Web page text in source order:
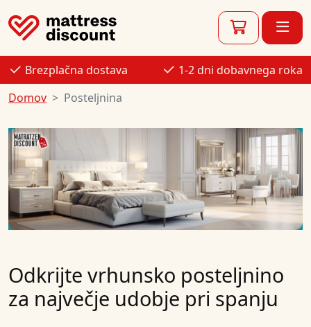
Brezplačna dostava
1-2 dni dobavnega roka
Domov
Posteljnina
Odkrijte vrhunsko posteljnino
za največje udobje pri spanju